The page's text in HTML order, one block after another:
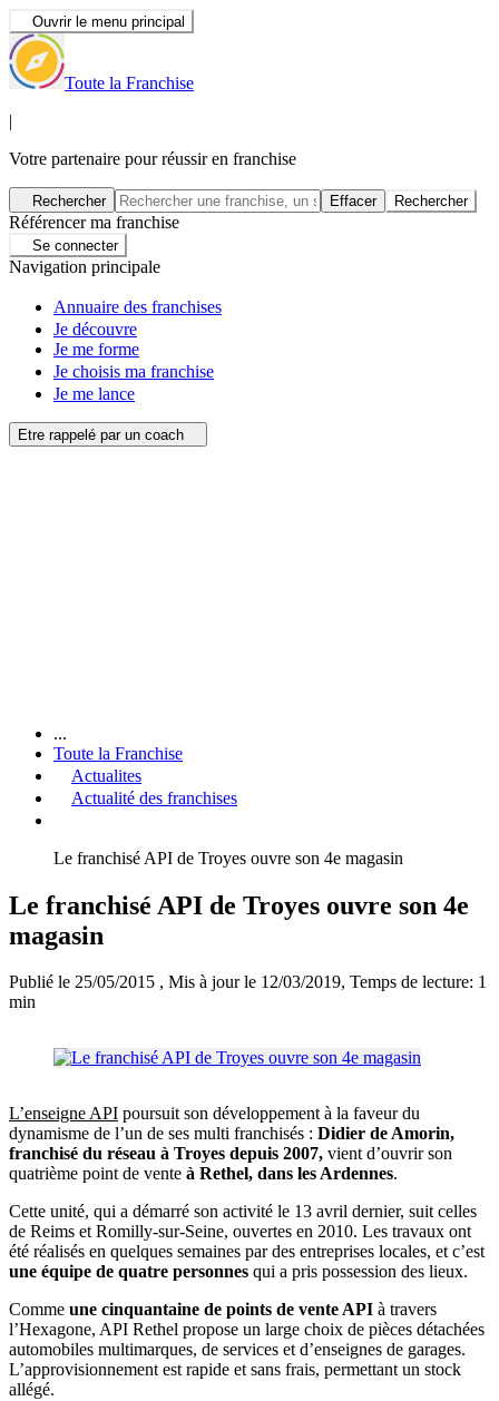
Ouvrir le menu principal
Toute la Franchise
|
Votre partenaire pour réussir en franchise
Rechercher Effacer Rechercher
Référencer ma franchise
Se connecter
Navigation principale
Annuaire des franchises
Je découvre
Je me forme
Je choisis ma franchise
Je me lance
Etre rappelé par un coach
...
Toute la Franchise
Actualites
Actualité des franchises
Le franchisé API de Troyes ouvre son 4e magasin
Le franchisé API de Troyes ouvre son 4e
magasin
Publié le 25/05/2015 , Mis à jour le 12/03/2019, Temps de lecture: 1
min
L’enseigne API poursuit son développement à la faveur du
dynamisme de l’un de ses multi franchisés : Didier de Amorin,
franchisé du réseau à Troyes depuis 2007, vient d’ouvrir son
quatrième point de vente à Rethel, dans les Ardennes.
Cette unité, qui a démarré son activité le 13 avril dernier, suit celles
de Reims et Romilly-sur-Seine, ouvertes en 2010. Les travaux ont
été réalisés en quelques semaines par des entreprises locales, et c’est
une équipe de quatre personnes qui a pris possession des lieux.
Comme une cinquantaine de points de vente API à travers
l’Hexagone, API Rethel propose un large choix de pièces détachées
automobiles multimarques, de services et d’enseignes de garages.
L’approvisionnement est rapide et sans frais, permettant un stock
allégé.